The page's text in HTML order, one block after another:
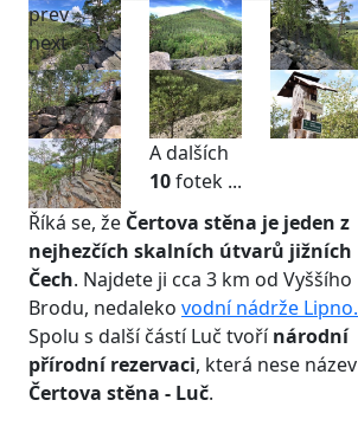
prev
next
A dalších
10fotek ...
Říká se, že Čertova stěna je jeden z
nejhezčích skalních útvarů jižních
Čech. Najdete ji cca 3 km od Vyššího
Brodu, nedaleko vodní nádrže Lipno.
Spolu s další částí Luč tvořínárodní
přírodní rezervaci, která nese název
Čertova stěna - Luč.